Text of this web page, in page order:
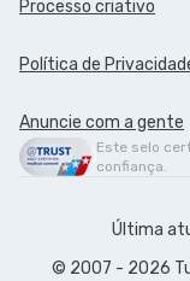
Processo criativo
Política de
Anuncie com a gente
Este selo
confiança.
Última
© 2007 - 2026